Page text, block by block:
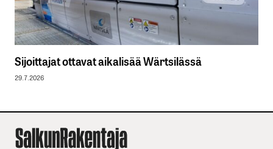
Sijoittajat ottavat aikalisää Wärtsilässä
29.7.2026